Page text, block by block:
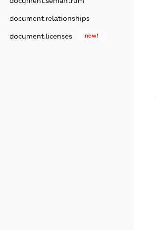
document.relationships
document.licenses new!